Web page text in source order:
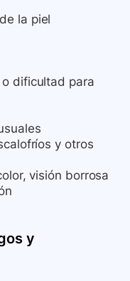
la piel
dificultad para
y otros
visión borrosa
y